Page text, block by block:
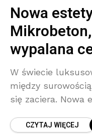
Nowa
wypalana
W świecie
między
się zaciera. Nowa
CZYTAJ WIĘCEJ